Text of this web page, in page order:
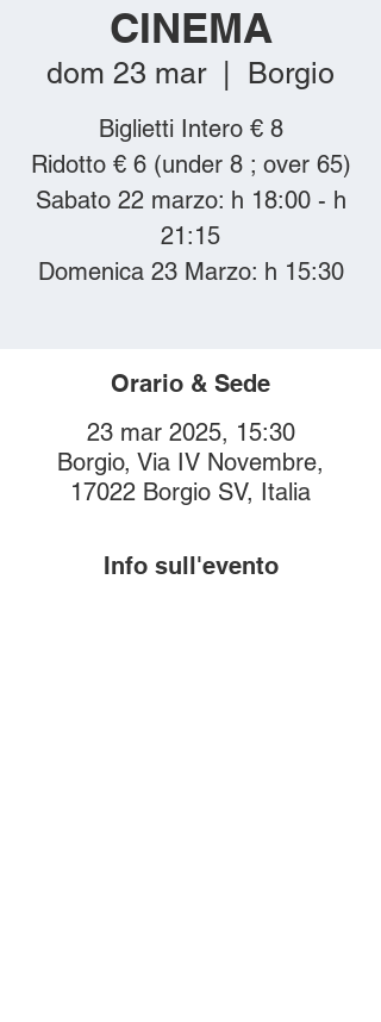
CINEMA
dom 23 mar
  |
Borgio
Biglietti Intero € 8
Ridotto € 6 (under 8 ; over 65)
Sabato 22 marzo: h 18:00 - h
21:15
Domenica 23 Marzo: h 15:30
Orario & Sede
23 mar 2025, 15:30
Borgio, Via IV Novembre,
17022 Borgio SV, Italia
Info sull'evento